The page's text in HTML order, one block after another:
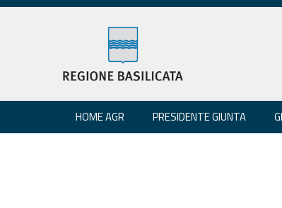
HOME AGR PRESIDENTE GIUNTA